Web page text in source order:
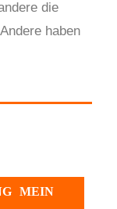
die
haben
MEIN